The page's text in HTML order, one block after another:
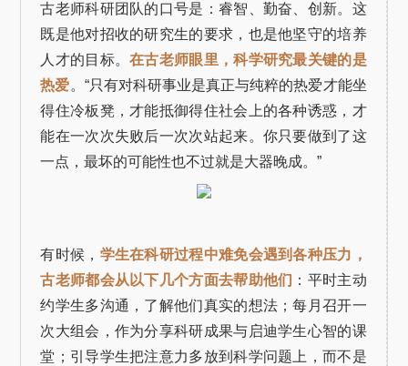
古老师科研团队的口号是：睿智、勤奋、创新。这
既是他对招收的研究生的要求，也是他坚守的培养
人才的目标。在古老师眼里，科学研究最关键的是
热爱。“只有对科研事业是真正与纯粹的热爱才能坐
得住冷板凳，才能抵御得住社会上的各种诱惑，才
能在一次次失败后一次次站起来。你只要做到了这
一点，最坏的可能性也不过就是大器晚成。”
有时候， 学生在科研过程中难免会遇到各种压力，
古老师都会从以下几个方面去帮助他们 ：平时主动
约学生多沟通，了解他们真实的想法；每月召开一
次大组会，作为分享科研成果与启迪学生心智的课
堂；引导学生把注意力多放到科学问题上，而不是